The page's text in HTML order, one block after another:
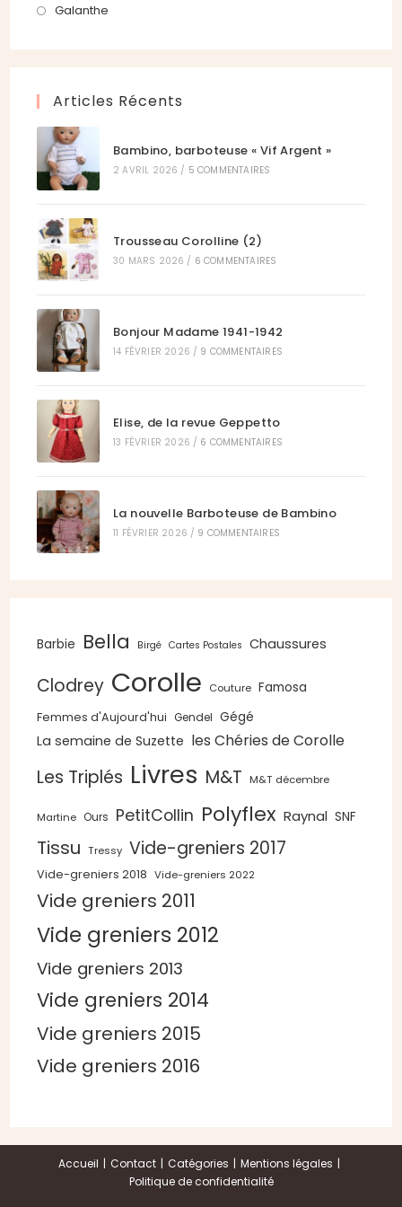
Galanthe
onglet
Articles Récents
Bambino, barboteuse « Vif Argent »
2 AVRIL 2026 / 5 COMMENTAIRES
Trousseau Corolline (2)
30 MARS 2026 / 6 COMMENTAIRES
Bonjour Madame 1941-1942
14 FÉVRIER 2026 / 9 COMMENTAIRES
Elise, de la revue Geppetto
13 FÉVRIER 2026 / 6 COMMENTAIRES
La nouvelle Barboteuse de Bambino
11 FÉVRIER 2026 / 9 COMMENTAIRES
Barbie Bella Birgé Cartes Postales Chaussures
Clodrey Corolle Couture Famosa
Femmes d'Aujourd'hui Gendel Gégé
La semaine de Suzette les Chéries de Corolle
Les Triplés Livres M&T M&T décembre
Martine Ours PetitCollin Polyflex Raynal SNF
Tissu Tressy Vide-greniers 2017
Vide-greniers 2018 Vide-greniers 2022
Vide greniers 2011
Vide greniers 2012
Vide greniers 2013
Vide greniers 2014
Vide greniers 2015
Vide greniers 2016
Accueil Contact Catégories
Mentions légales
Politique de confidentialité